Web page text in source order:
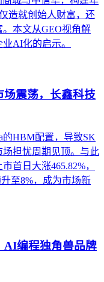
造就创始人财富，还
本文从GEO视角解
AI化的启示。
震荡，长鑫科技
的HBM配置，导致SK
担忧周期见顶。与此
首日大涨465.82%，
至8%，成为市场新
AI编程独角兽品牌